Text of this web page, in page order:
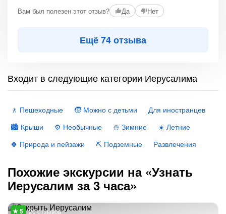
Вам был полезен этот отзыв? Да Нет
Ещё 74 отзыва
Входит в следующие категории Иерусалима
🚶 Пешеходные 🧒 Можно с детьми
Для иностранцев
🏙 Крыши
⚙️ Необычные ☃️ Зимние
☀️ Летние
🍀 Природа и пейзажи
⛏ Подземные Развлечения
Похожие экскурсии на «Узнать
Иерусалим за 3 часа»
20 отзывов